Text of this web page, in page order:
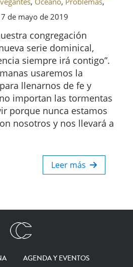
de mayo de 2019
congregación
serie dominical,
siempre irá contigo”.
usaremos la
llenarnos de fe y
importan las tormentas
porque nunca estamos
nosotros y nos llevará a
Leer más
AGENDA Y EVENTOS